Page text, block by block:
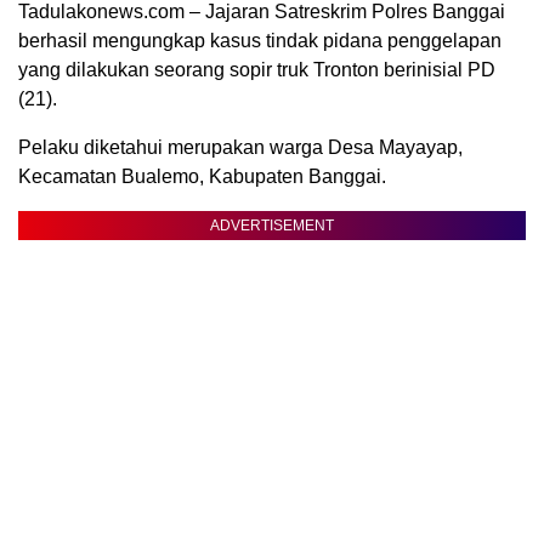
Tadulakonews.com – Jajaran Satreskrim Polres Banggai
berhasil mengungkap kasus tindak pidana penggelapan
yang dilakukan seorang sopir truk Tronton berinisial PD
(21).
Pelaku diketahui merupakan warga Desa Mayayap,
Kecamatan Bualemo, Kabupaten Banggai.
ADVERTISEMENT